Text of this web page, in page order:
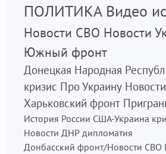
ПОЛИТИКА Видео
Новости СВО Новости
Южный фронт
Донецкая Народная
кризис Про Украину
Харьковский фронт
История России США-Украина
Новости ДНР дипломатия
Донбасский фронт/Новости СВО